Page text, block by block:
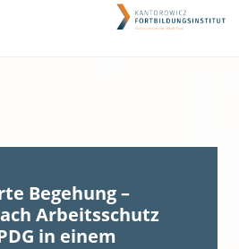
Begehung –
Arbeitsschutz
in einem